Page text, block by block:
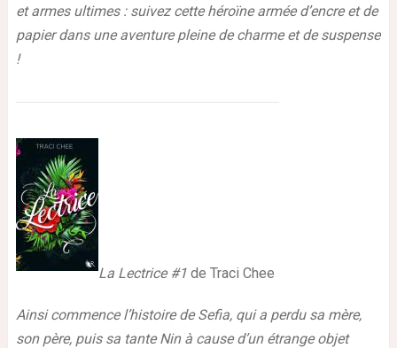
et armes ultimes : suivez cette héroïne armée d’encre et de
papier dans une aventure pleine de charme et de suspense
!
La Lectrice #1de Traci Chee
Ainsi commence l’histoire de Sefia, qui a perdu sa mère,
son père, puis sa tante Nin à cause d’un étrange objet